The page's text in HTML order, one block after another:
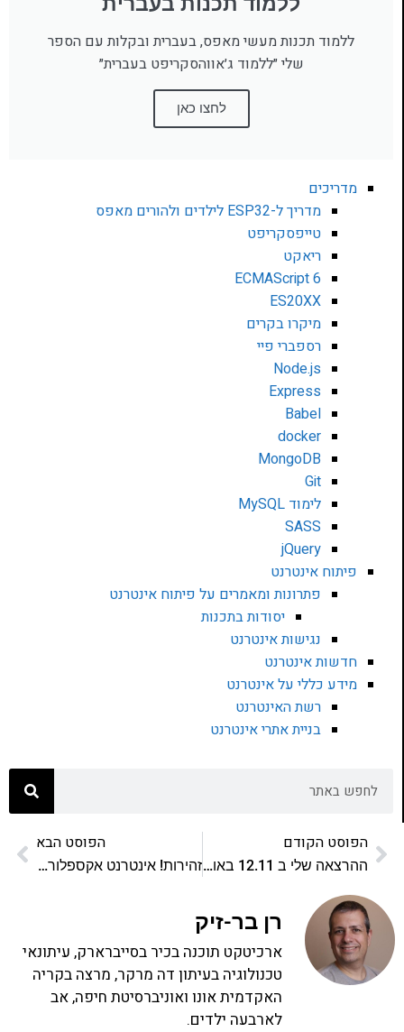
ללמוד תכנות מעשי מאפס, בעברית ובקלות עם הספר
שלי ״ללמוד ג׳אווהסקריפט בעברית״
לחצו כאן
מדריכים
מדריך ל-ESP32 לילדים ולהורים מאפס
טייפסקריפט
ריאקט
ECMAScript 6
ES20XX
מיקרו בקרים
רספברי פיי
Node.js
Express
Babel
docker
MongoDB
Git
לימוד MySQL
SASS
jQuery
פיתוח אינטרנט
פתרונות ומאמרים על פיתוח אינטרנט
יסודות בתכנות
נגישות אינטרנט
חדשות אינטרנט
מידע כללי על אינטרנט
רשת האינטרנט
בניית אתרי אינטרנט
הפוסט הקודם
ההרצאה שלי ב 12.11 באוניברסיטת בן גוריון
הפוסט הבא
זהירות! אינטרנט אקספלורר 11 שינה את ה-User Agent String שלו
רן בר-זיק
ארכיטקט תוכנה בכיר בסייברארק, עיתונאי
טכנולוגיה בעיתון דה מרקר, מרצה בקריה
האקדמית אונו ואוניברסיטת חיפה, אב
לארבעה ילדים.